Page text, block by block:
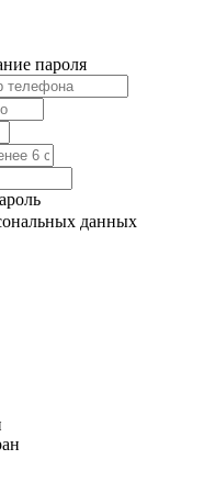
пароля
данных